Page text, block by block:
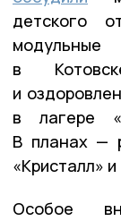
детского
в
и
в лагере
В планах —
«Кристалл»
Особое